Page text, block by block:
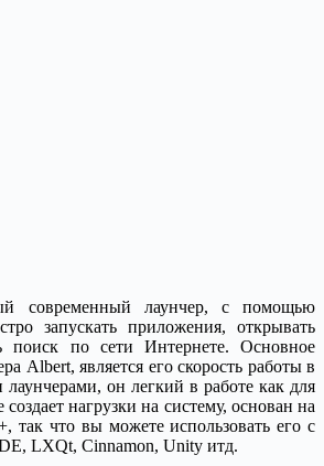
современный лаунчер, с помощью
запускать приложения, открывать
по сети Интернете. Основное
Albert, является его скорость работы в
он легкий в работе как для
создает нагрузки на систему, основан на
так что вы можете использовать его с
LXQt, Cinnamon, Unity итд.